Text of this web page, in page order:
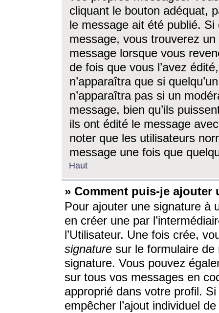
cliquant le bouton adéquat,
le message ait été publié. Si
message, vous trouverez
message lorsque vous
de fois que vous l’avez
n’apparaîtra que si
n’apparaîtra pas si un
message, bien qu’ils
ils ont édité le message
noter que les utilisateurs
message une fois que
Haut
» Comment puis-je ajouter
Pour ajouter une signature à
en créer une par
l’Utilisateur. Une fois crée,
signature sur le formulaire de
signature. Vous pouvez
sur tous vos messages en
approprié dans votre profil.
empêcher l’ajout individuel